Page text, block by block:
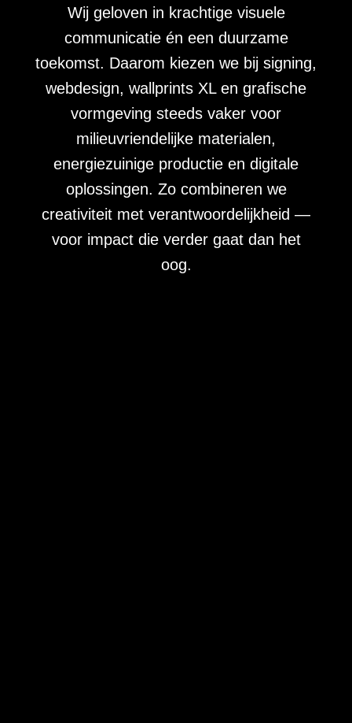
Wij geloven in krachtige visuele
communicatie én een duurzame
toekomst. Daarom kiezen we bij signing,
webdesign, wallprints XL en grafische
vormgeving steeds vaker voor
milieuvriendelijke materialen,
energiezuinige productie en digitale
oplossingen. Zo combineren we
creativiteit met verantwoordelijkheid —
voor impact die verder gaat dan het
oog.